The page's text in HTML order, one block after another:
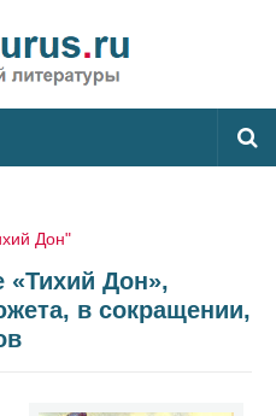
Дон"
«Тихий Дон»,
в сокращении,